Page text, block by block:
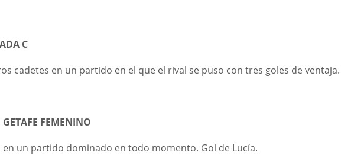
C
cadetes en un partido en el que el rival se puso con tres goles de
FEMENINO
en un partido dominado en todo momento. Gol de Lucía.